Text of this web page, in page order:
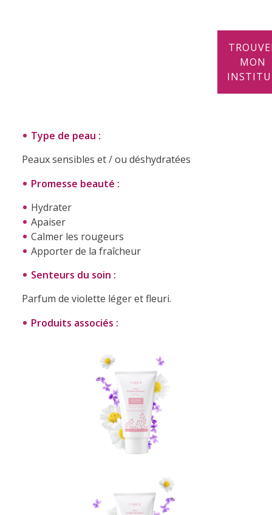
MON
Type de peau :
Peaux sensibles et / ou déshydratées
Promesse beauté :
Hydrater
Apaiser
Calmer les rougeurs
Apporter de la fraîcheur
Senteurs du soin :
Parfum de violette léger et fleuri.
Produits associés :